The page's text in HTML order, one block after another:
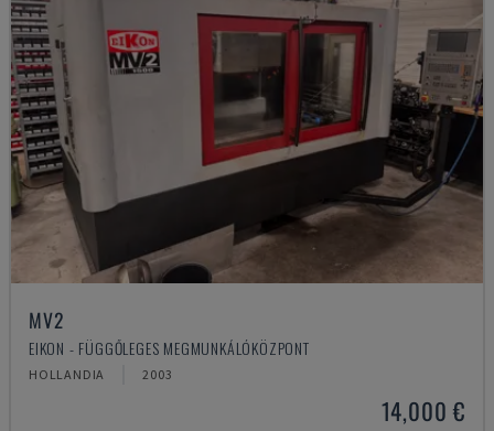
MV2
EIKON - FÜGGŐLEGES MEGMUNKÁLÓKÖZPONT
HOLLANDIA 2003
14,000 €